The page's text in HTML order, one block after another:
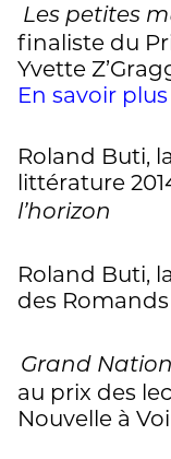
Les petites
finaliste du
Yvette
En savoir plus
Roland Buti,
littérature
l’horizon
Roland Buti,
des
Grand
au prix des
Nouvelle à